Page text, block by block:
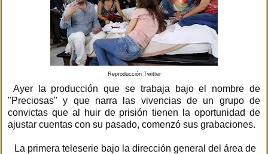
Reproducción Twitter
Ayer la producción que se trabaja bajo el nombre de
"Preciosas" y que narra las vivencias de un grupo de
convictas que al huir de prisión tienen la oportunidad de
ajustar cuentas con su pasado, comenzó sus grabaciones.
La primera teleserie bajo la dirección general del área de